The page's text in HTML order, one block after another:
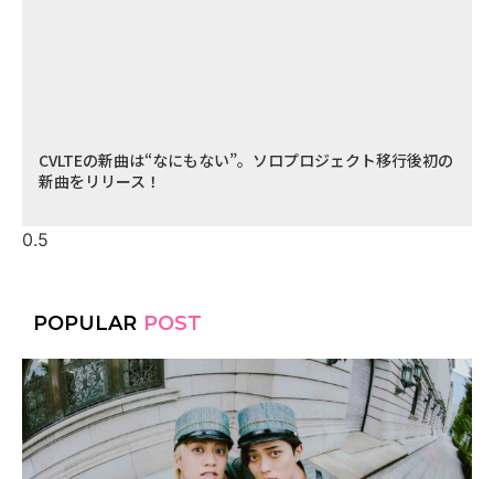
CVLTEの新曲は“なにもない”。ソロプロジェクト移行後初の
新曲をリリース！
POPULAR POST